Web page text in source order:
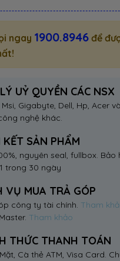
ngay 1900.8946 để
UỶ QUYỀN CÁC NSX
Msi, Gigabyte, Dell, Hp, Acer
nghệ khác.
KẾT SẢN PHẨM
nguyên seal, fullbox. Bảo
trong 30 ngày
VỤ MUA TRẢ GÓP
công ty tài chính. Tham
Tham khảo
THỨC THANH TOÁN
Cà thẻ ATM, Visa Card.